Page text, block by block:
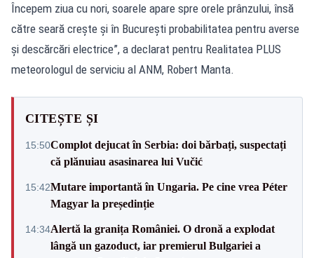
Începem ziua cu nori, soarele apare spre orele prânzului, însă
către seară crește și în București probabilitatea pentru averse
și descărcări electrice”, a declarat pentru Realitatea PLUS
meteorologul de serviciu al ANM, Robert Manta.
CITEȘTE ȘI
15:50Complot dejucat în Serbia: doi bărbați, suspectați
că plănuiau asasinarea lui Vučić
15:42Mutare importantă în Ungaria. Pe cine vrea Péter
Magyar la președinție
14:34Alertă la granița României. O dronă a explodat
lângă un gazoduct, iar premierul Bulgariei a